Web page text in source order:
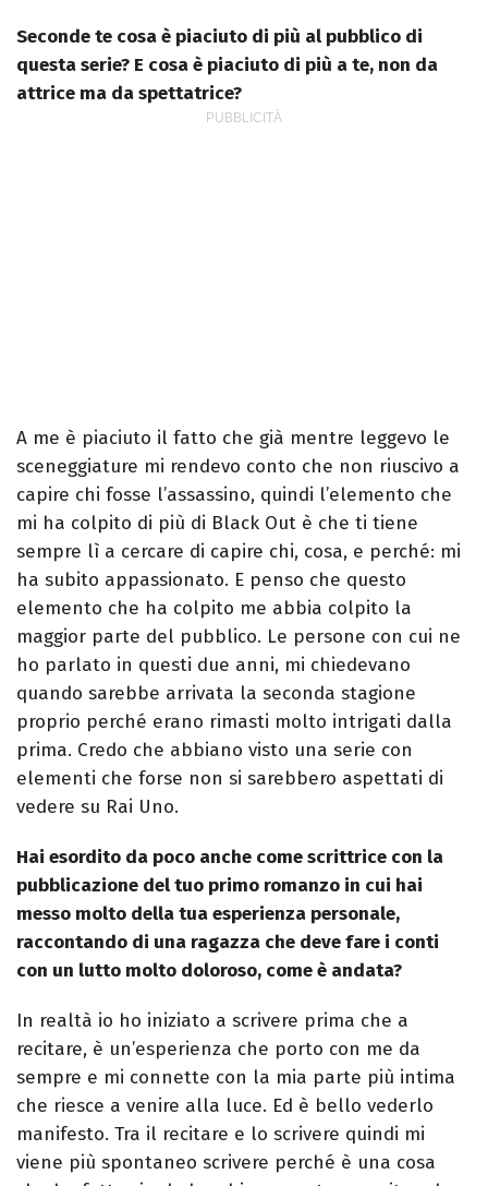
Seconde te cosa è piaciuto di più al pubblico di
questa serie? E cosa è piaciuto di più a te, non da
attrice ma da spettatrice?
A me è piaciuto il fatto che già mentre leggevo le
sceneggiature mi rendevo conto che non riuscivo a
capire chi fosse l’assassino, quindi l’elemento che
mi ha colpito di più di Black Out è che ti tiene
sempre lì a cercare di capire chi, cosa, e perché: mi
ha subito appassionato. E penso che questo
elemento che ha colpito me abbia colpito la
maggior parte del pubblico. Le persone con cui ne
ho parlato in questi due anni, mi chiedevano
quando sarebbe arrivata la seconda stagione
proprio perché erano rimasti molto intrigati dalla
prima. Credo che abbiano visto una serie con
elementi che forse non si sarebbero aspettati di
vedere su Rai Uno.
Hai esordito da poco anche come scrittrice con la
pubblicazione del tuo primo romanzo in cui hai
messo molto della tua esperienza personale,
raccontando di una ragazza che deve fare i conti
con un lutto molto doloroso, come è andata?
In realtà io ho iniziato a scrivere prima che a
recitare, è un’esperienza che porto con me da
sempre e mi connette con la mia parte più intima
che riesce a venire alla luce. Ed è bello vederlo
manifesto. Tra il recitare e lo scrivere quindi mi
viene più spontaneo scrivere perché è una cosa